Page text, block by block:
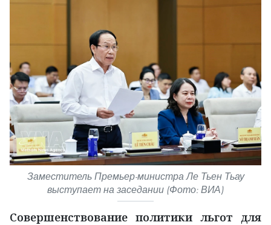
Заместитель Премьер-министра Ле Тьен Тьау
выступает на заседании (Фото: ВИА)
Совершенствование политики льгот для